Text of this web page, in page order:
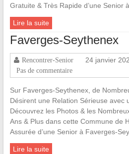
Gratuite & Très Rapide d’une Senior
Lire la suite
Faverges-Seythenex
Rencontrer-Senior 24 janvier
Pas de commentaire
Sur Faverges-Seythenex, de
Désirent une Relation Sérieuse avec
Découvrez les Photos & les
Ans & Plus dans cette Commune de
Assurée d’une Senior à Faverges-
Lire la suite